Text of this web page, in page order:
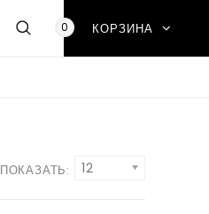
0 КОРЗИНА
ПОКАЗАТЬ: 12